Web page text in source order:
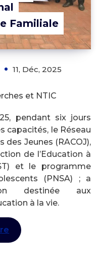
Familiale
11, Déc, 2025
et NTIC
pendant six jours
capacités, le Réseau
Jeunes (RACOJ),
de l’Education à
et le programme
(PNSA) ; a
destinée aux
à la vie.